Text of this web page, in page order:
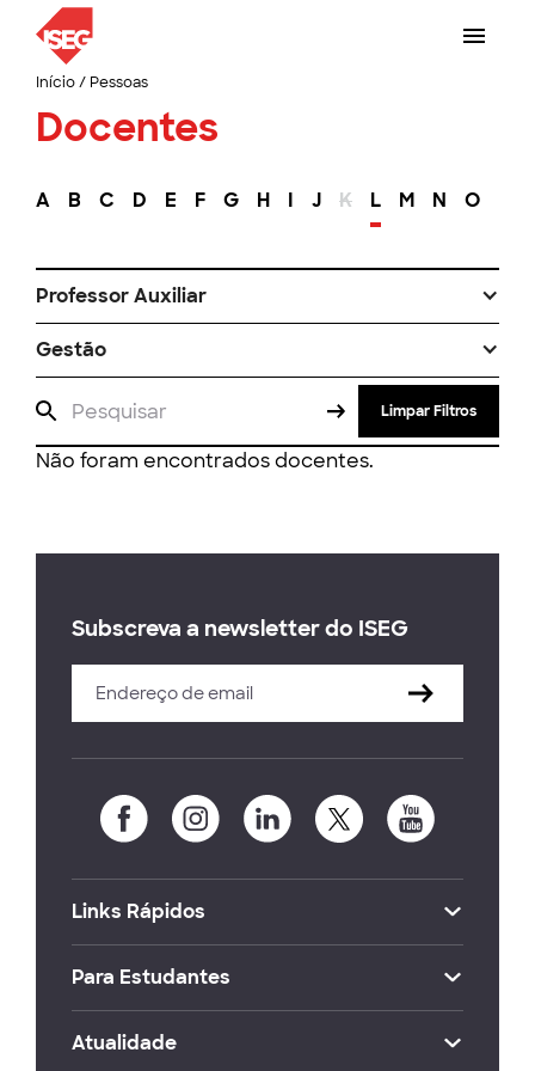
Início/ Pessoas
Docentes
A B C D E F G H I J K L M N O
Professor Auxiliar
Gestão
Limpar Filtros
Não foram encontrados docentes.
Subscreva a newsletter do ISEG
Links Rápidos
Para Estudantes
Atualidade